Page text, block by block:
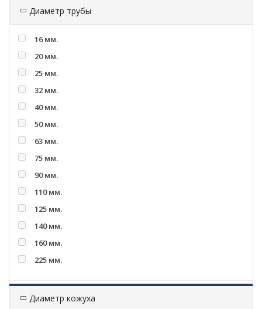
Диаметр трубы
16 мм.
20 мм.
25 мм.
32 мм.
40 мм.
50 мм.
63 мм.
75 мм.
90 мм.
110 мм.
125 мм.
140 мм.
160 мм.
225 мм.
Диаметр кожуха